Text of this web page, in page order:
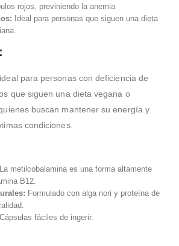
rojos, previniendo la anemia
Ideal para personas que siguen una dieta
para personas con deficiencia de
que siguen una dieta vegana o
buscan mantener su energía y
condiciones.
La metilcobalamina es una forma altamente
B12.
Formulado con alga nori y proteína de
Cápsulas fáciles de ingerir.